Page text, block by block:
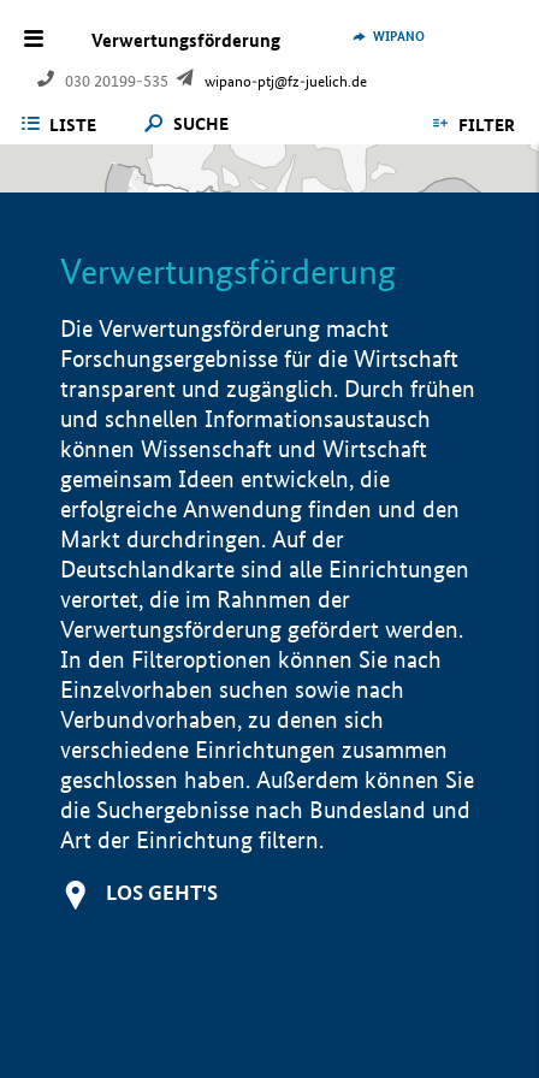
Verwertungsförderung
030 20199-535 wipano-ptj@fz-juelich.de
WIPANO
LISTE SUCHE FILTER
Verwertungsförderung
Die Verwertungsförderung macht
Forschungsergebnisse für die Wirtschaft
transparent und zugänglich. Durch frühen
und schnellen Informationsaustausch
können Wissenschaft und Wirtschaft
gemeinsam Ideen entwickeln, die
erfolgreiche Anwendung finden und den
Markt durchdringen. Auf der
Deutschlandkarte sind alle Einrichtungen
verortet, die im Rahnmen der
Verwertungsförderung gefördert werden.
In den Filteroptionen können Sie nach
Einzelvorhaben suchen sowie nach
Verbundvorhaben, zu denen sich
verschiedene Einrichtungen zusammen
geschlossen haben. Außerdem können Sie
die Suchergebnisse nach Bundesland und
Art der Einrichtung filtern.
LOS GEHT'S